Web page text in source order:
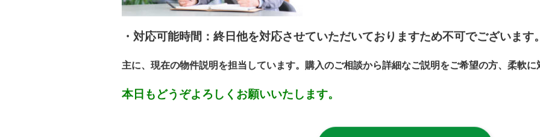
・対応可能時間： 終日他を対応させていただいておりますため不可でございます。
主に、現在の物件説明を担当しています。購入のご相談から詳細なご説明をご希望の方、柔軟に
本日もどうぞよろしくお願いいたします。